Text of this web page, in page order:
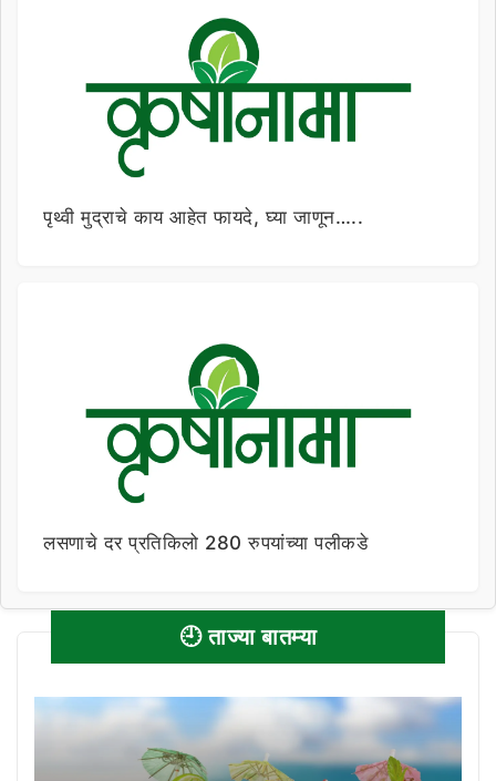
पृथ्वी मुद्राचे काय आहेत फायदे, घ्या जाणून…..
लसणाचे दर प्रतिकिलो 280 रुपयांच्या पलीकडे
🕘 ताज्या बातम्या